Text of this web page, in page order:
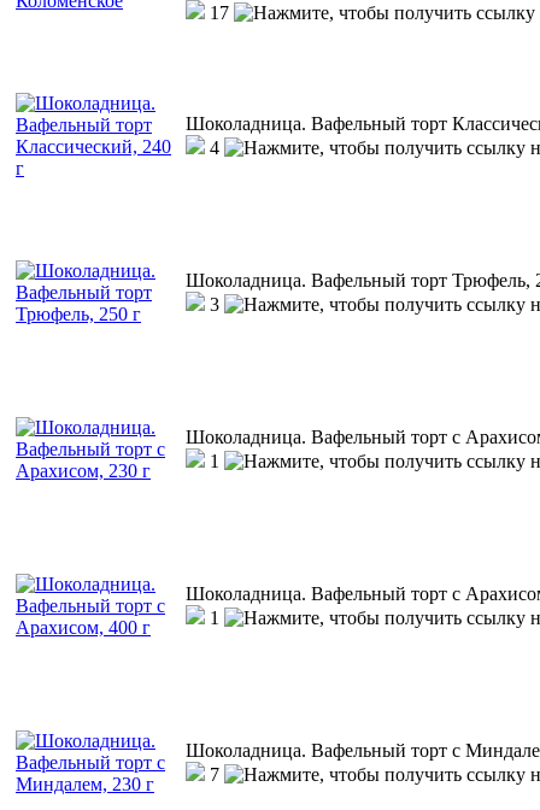
17
Шоколадница. Вафельный торт
4
Шоколадница. Вафельный торт Трюфель,
3
Шоколадница. Вафельный торт с
1
Шоколадница. Вафельный торт с
1
Шоколадница. Вафельный торт с
7